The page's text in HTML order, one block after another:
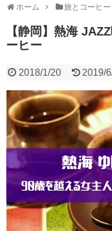
ホーム 旅とコーヒー
【静岡】熱海
ーヒー
2018/1/20 2019/